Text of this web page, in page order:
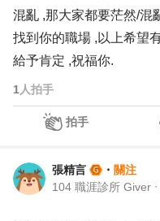
混亂 ,那大家都要茫然/混
找到你的職場 ,以上希望
給予肯定 ,祝福你.
1 人拍手
拍手
張精言 ・ 關注
104 職涯診所 Giver ・